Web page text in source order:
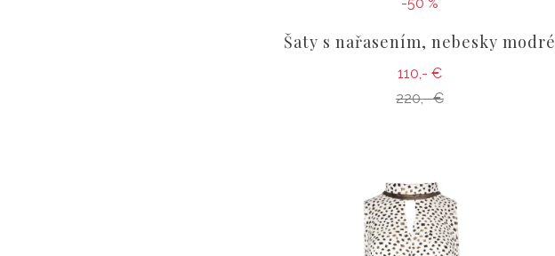
Šaty s nařasením, nebesky modré
110,- €
220,- €